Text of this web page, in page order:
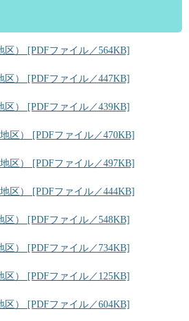
区） [PDFファイル／564KB]
区） [PDFファイル／447KB]
区） [PDFファイル／439KB]
区） [PDFファイル／470KB]
区） [PDFファイル／497KB]
区） [PDFファイル／444KB]
区） [PDFファイル／548KB]
区） [PDFファイル／734KB]
区） [PDFファイル／125KB]
区） [PDFファイル／604KB]